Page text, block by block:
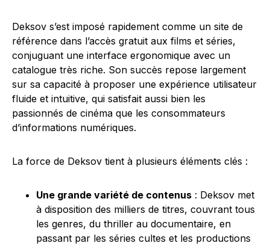
Deksov s’est imposé rapidement comme un site de
référence dans l’accès gratuit aux films et séries,
conjuguant une interface ergonomique avec un
catalogue très riche. Son succès repose largement
sur sa capacité à proposer une expérience utilisateur
fluide et intuitive, qui satisfait aussi bien les
passionnés de cinéma que les consommateurs
d’informations numériques.
La force de Deksov tient à plusieurs éléments clés :
Une grande variété de contenus : Deksov met
à disposition des milliers de titres, couvrant tous
les genres, du thriller au documentaire, en
passant par les séries cultes et les productions